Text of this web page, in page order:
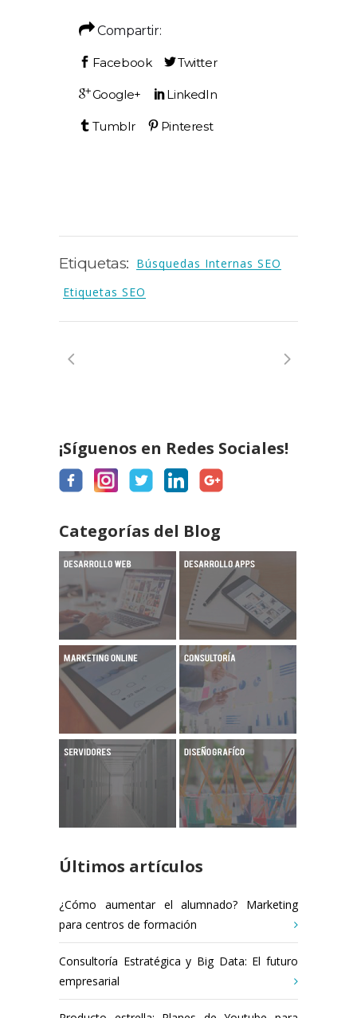
Compartir:
Etiquetas: Búsquedas Internas SEO
Etiquetas SEO
¡Síguenos en Redes Sociales!
Categorías del Blog
Últimos artículos
¿Cómo aumentar el alumnado? Marketing
para centros de formación
Consultoría Estratégica y Big Data: El futuro
empresarial